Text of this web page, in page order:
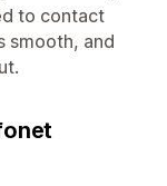
to contact
smooth, and